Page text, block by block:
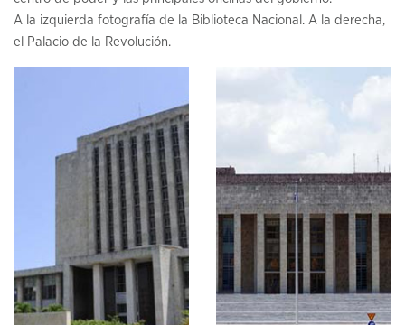
A la izquierda fotografía de la Biblioteca Nacional. A la derecha,
el Palacio de la Revolución.